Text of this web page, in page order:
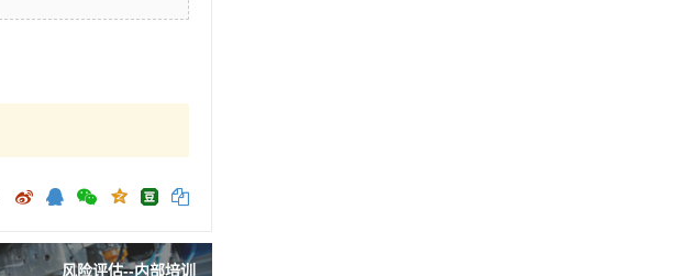
风险评估--内部培训